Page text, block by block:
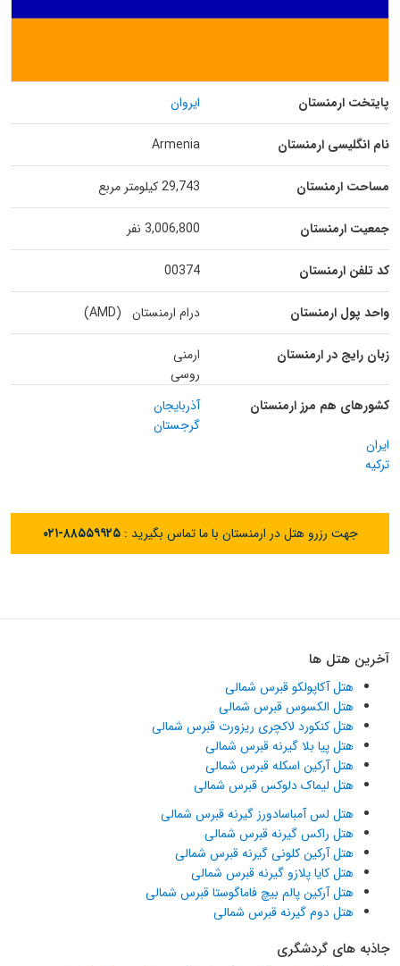
پایتخت ارمنستان ایروان
نام انگلیسی ارمنستان Armenia
مساحت ارمنستان 29,743 کیلومتر مربع
جمعیت ارمنستان 3,006,800 نفر
کد تلفن ارمنستان 00374
واحد پول ارمنستان درام ارمنستان (AMD)
زبان رایج در ارمنستان
ارمنی
روسی
کشورهای هم مرز ارمنستان
آذربایجان
گرجستان
ایران
ترکیه
جهت رزرو هتل در ارمنستان با ما تماس بگیرید :۰۲۱-۸۸۵۵۹۹۲۵
آخرین هتل ها
هتل آکاپولکو قبرس شمالی
هتل الکسوس قبرس شمالی
هتل کنکورد لاکچری ریزورت قبرس شمالی
هتل پیا بلا گیرنه قبرس شمالی
هتل آرکین اسکله قبرس شمالی
هتل لیماک دلوکس قبرس شمالی
هتل لس آمباسادورز گیرنه قبرس شمالی
هتل راکس گیرنه قبرس شمالی
هتل آرکین کلونی گیرنه قبرس شمالی
هتل کایا پلازو گیرنه قبرس شمالی
هتل آرکین پالم بیچ فاماگوستا قبرس شمالی
هتل دوم گیرنه قبرس شمالی
جاذبه های گردشگری